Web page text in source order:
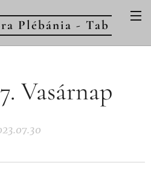
Plébánia - Tab
Vasárnap